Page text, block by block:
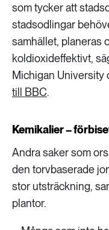
som tycker att
stadsodlingar
samhället, planeras
koldioxideffektivt,
Michigan University
till BBC.
Kemikalier –
Andra saker som
den torvbaserade
stor utsträckning,
plantor.